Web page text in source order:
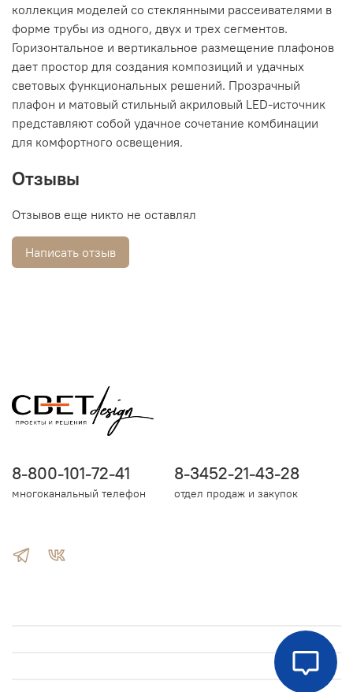
коллекция моделей со стеклянными рассеивателями в
форме трубы из одного, двух и трех сегментов.
Горизонтальное и вертикальное размещение плафонов
дает простор для создания композиций и удачных
световых функциональных решений. Прозрачный
плафон и матовый стильный акриловый LED-источник
представляют собой удачное сочетание комбинации
для комфортного освещения.
Отзывы
Отзывов еще никто не оставлял
Написать отзыв
8-800-101-72-41
многоканальный телефон
8-3452-21-43-28
отдел продаж и закупок